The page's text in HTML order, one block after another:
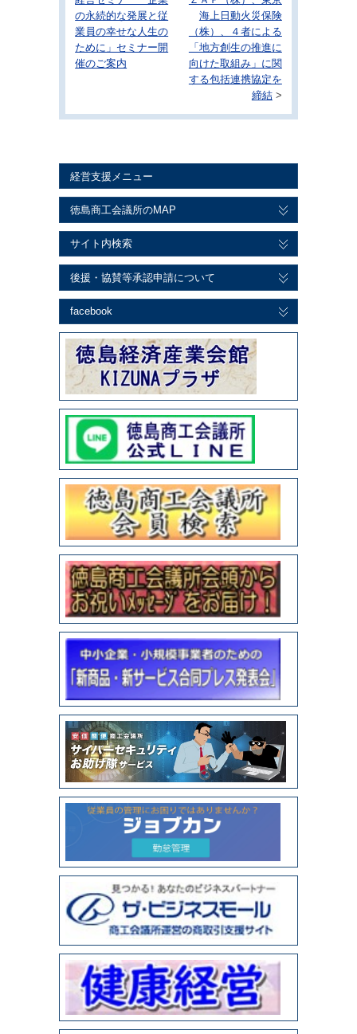
の永続的な発展と従
業員の幸せな人生の
ために」セミナー開
催のご案内
海上日動火災保険
（株）、４者による
「地方創生の推進に
向けた取組み」に関
する包括連携協定を
締結>
経営支援メニュー
徳島商工会議所のMAP
サイト内検索
後援・協賛等承認申請について
facebook